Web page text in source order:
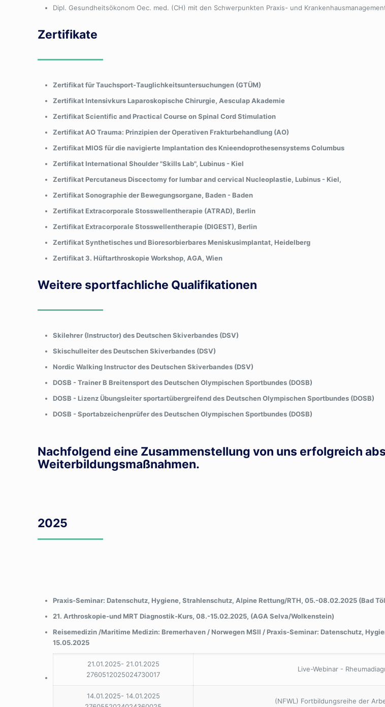
Dipl. Gesundheitsökonom Oec. med. (CH) mit den Schwerpunkten Praxis- und
Zertifikate
Zertifikat für Tauchsport-Tauglichkeitsuntersuchungen (GTÜM)
Zertifikat Intensivkurs Laparoskopische Chirurgie, Aesculap Akademie
Zertifikat Scientific and Practical Course on Spinal Cord Stimulation
Zertifikat AO Trauma: Prinzipien der Operativen Frakturbehandlung (AO)
Zertifikat MIOS für die navigierte Implantation des Knieendoprothesensystems Columbus
Zertifikat International Shoulder "Skills Lab", Lubinus - Kiel
Zertifikat Percutaneus Discectomy for lumbar and cervical Nucleoplastie, Lubinus - Kiel,
Zertifikat Sonographie der Bewegungsorgane, Baden - Baden
Zertifikat Extracorporale Stosswellentherapie (ATRAD), Berlin
Zertifikat Extracorporale Stosswellentherapie (DIGEST), Berlin
Zertifikat Synthetisches und Bioresorbierbares Meniskusimplantat, Heidelberg
Zertifikat 3. Hüftarthroskopie Workshop, AGA, Wien
Weitere sportfachliche Qualifikationen
Skilehrer (Instructor) des Deutschen Skiverbandes (DSV)
Skischulleiter des Deutschen Skiverbandes (DSV)
Nordic Walking Instructor des Deutschen Skiverbandes (DSV)
DOSB - Trainer B Breitensport des Deutschen Olympischen Sportbundes (DOSB)
DOSB - Lizenz Übungsleiter sportartübergreifend des Deutschen Olympischen Sportbundes (DOSB)
DOSB - Sportabzeichenprüfer des Deutschen Olympischen Sportbundes (DOSB)
Nachfolgend eine Zusammenstellung von uns erfolgreich
Weiterbildungsmaßnahmen.
2025
Praxis-Seminar: Datenschutz, Hygiene, Strahlenschutz, Alpine Rettung/RTH, 05.-08.02.2025 (Bad
21. Arthroskopie-und MRT Diagnostik-Kurs, 08.-15.02.2025, (AGA Selva/Wolkenstein)
Reisemedizin /Maritime Medizin: Bremerhaven / Norwegen MSII /Praxis-Seminar: Datenschutz,
15.05.2025
21.01.2025- 21.01.2025
2760512025024730017
Live-Webinar -
14.01.2025- 14.01.2025
(NFWL) Fortbildungsreihe der